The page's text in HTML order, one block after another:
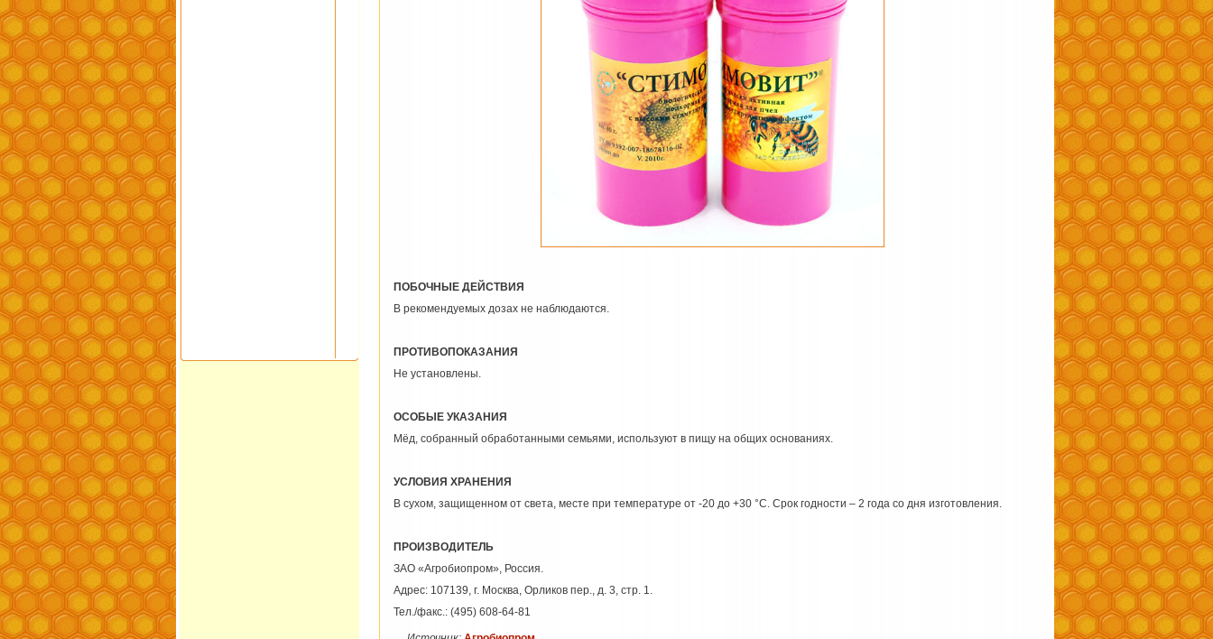
ПОБОЧНЫЕ ДЕЙСТВИЯ
В рекомендуемых дозах не наблюдаются.
ПРОТИВОПОКАЗАНИЯ
Не установлены.
ОСОБЫЕ УКАЗАНИЯ
Мёд, собранный обработанными семьями, используют в пищу на общих основаниях.
УСЛОВИЯ ХРАНЕНИЯ
В сухом, защищенном от света, месте при температуре от -20 до +30 °С. Срок годности – 2 года со дня изготовления.
ПРОИЗВОДИТЕЛЬ
ЗАО «Агробиопром», Россия.
Адрес: 107139, г. Москва, Орликов пер., д. 3, стр. 1.
Тел./факс.: (495) 608-64-81